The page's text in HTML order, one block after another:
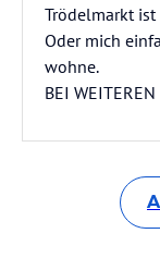
Trödelmarkt
Oder mich
wohne.
BEI